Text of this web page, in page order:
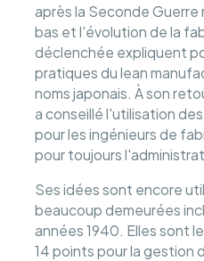
après la Seconde Guerre
bas et l'évolution de la
déclenchée expliquent
pratiques du lean
noms japonais. À son
a conseillé l'utilisation
pour les ingénieurs de
pour toujours
Ses idées sont encore
beaucoup demeurées
années 1940. Elles sont
14 points pour la gestion